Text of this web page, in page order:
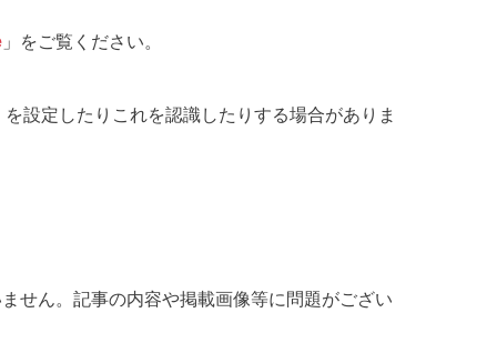
」をご覧ください。
設定したりこれを認識したりする場合がありま
せん。記事の内容や掲載画像等に問題がござい